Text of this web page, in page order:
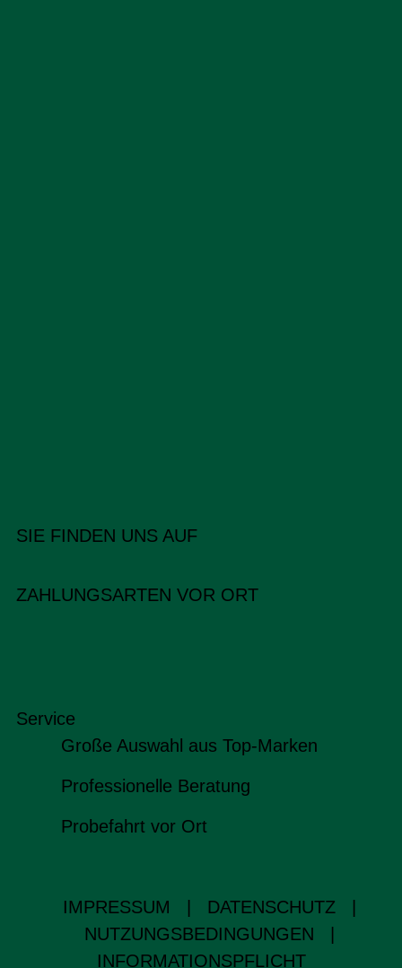
SIE FINDEN UNS AUF
ZAHLUNGSARTEN VOR ORT
Service
Große Auswahl aus Top-Marken
Professionelle Beratung
Probefahrt vor Ort
IMPRESSUM DATENSCHUTZ
NUTZUNGSBEDINGUNGEN
INFORMATIONSPFLICHT